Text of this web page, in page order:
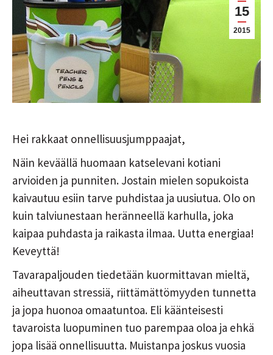
15
2015
Hei rakkaat onnellisuusjumppaajat,
Näin keväällä huomaan katselevani kotiani
arvioiden ja punniten. Jostain mielen sopukoista
kaivautuu esiin tarve puhdistaa ja uusiutua. Olo on
kuin talviunestaan heränneellä karhulla, joka
kaipaa puhdasta ja raikasta ilmaa. Uutta energiaa!
Keveyttä!
Tavarapaljouden tiedetään kuormittavan mieltä,
aiheuttavan stressiä, riittämättömyyden tunnetta
ja jopa huonoa omaatuntoa. Eli käänteisesti
tavaroista luopuminen tuo parempaa oloa ja ehkä
jopa lisää onnellisuutta. Muistanpa joskus vuosia